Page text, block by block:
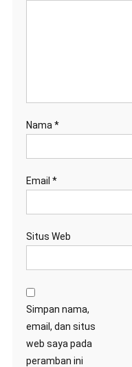
Nama *
Email *
Situs Web
Simpan nama,
email, dan situs
web saya pada
peramban ini